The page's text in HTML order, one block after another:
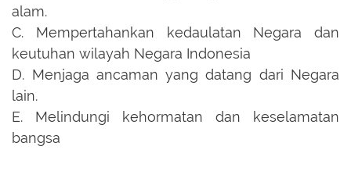
alam.
C.
Mempertahankan kedaulatan Negara dan
keutuhan wilayah Negara Indonesia
D. Menjaga ancaman yang datang dari Negara
lain.
E.
Melindungi kehormatan dan keselamatan
bangsa